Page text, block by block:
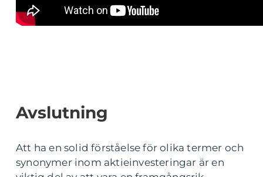
Avslutning
Att ha en solid förståelse för olika termer och
synonymer inom aktieinvesteringar är en